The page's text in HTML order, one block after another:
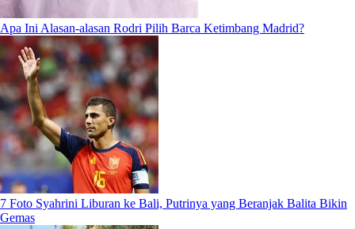
Apa Ini Alasan-alasan Rodri Pilih Barca Ketimbang Madrid?
7 Foto Syahrini Liburan ke Bali, Putrinya yang Beranjak Balita Bikin
Gemas